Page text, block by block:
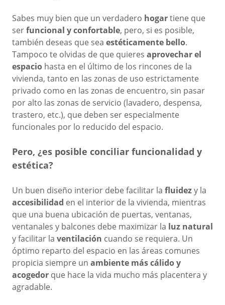
Sabes muy bien que un verdadero hogartiene que
serfuncional y confortable, pero, si es posible,
también deseas que sea estéticamente bello.
Tampoco te olvidas de que quieres aprovechar el
espacio hasta en el último de los rincones de la
vivienda, tanto en las zonas de uso estrictamente
privado como en las zonas de encuentro, sin pasar
por alto las zonas de servicio (lavadero, despensa,
trastero, etc.), que deben ser especialmente
funcionales por lo reducido del espacio.
Pero, ¿es posible conciliar funcionalidad y
estética?
Un buen diseño interior debe facilitar la fluidezy la
accesibilidad en el interior de la vivienda, mientras
que una buena ubicación de puertas, ventanas,
ventanales y balcones debe maximizar la luz natural
y facilitar la ventilación cuando se requiera. Un
óptimo reparto del espacio en las áreas comunes
propicia siempre un ambiente más cálido y
acogedor que hace la vida mucho más placentera y
agradable.